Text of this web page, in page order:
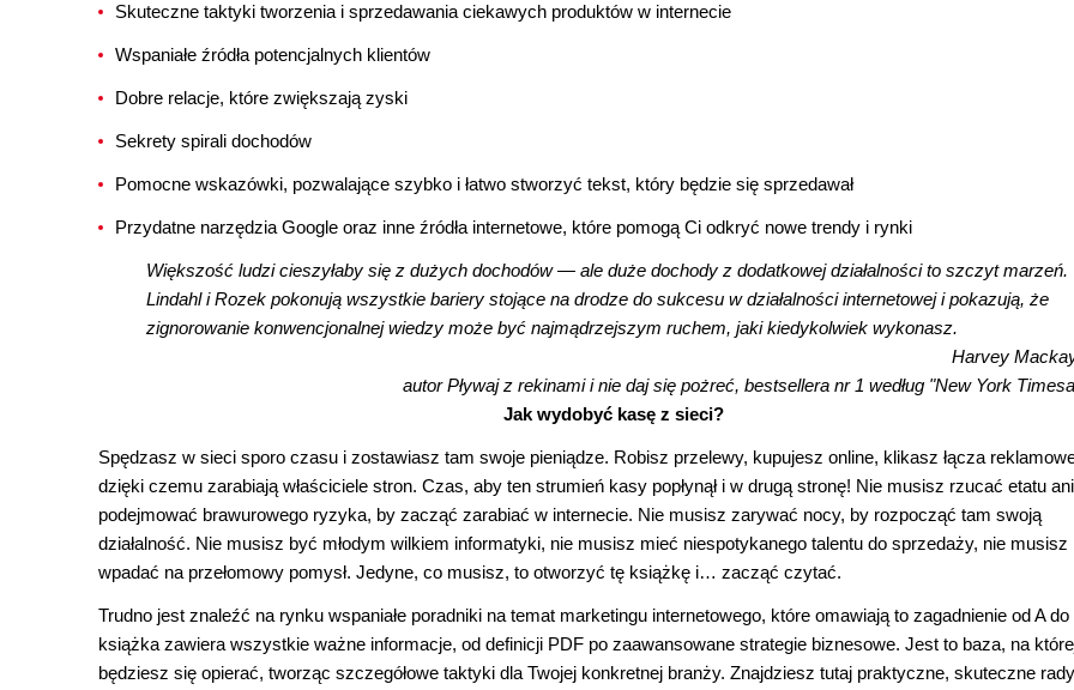
Skuteczne taktyki tworzenia i sprzedawania ciekawych produktów w internecie
Wspaniałe źródła potencjalnych klientów
Dobre relacje, które zwiększają zyski
Sekrety spirali dochodów
Pomocne wskazówki, pozwalające szybko i łatwo stworzyć tekst, który będzie się sprzedawał
Przydatne narzędzia Google oraz inne źródła internetowe, które pomogą Ci odkryć nowe trendy i rynki
Większość ludzi cieszyłaby się z dużych dochodów — ale duże dochody z dodatkowej działalności to szczyt marzeń.
Lindahl i Rozek pokonują wszystkie bariery stojące na drodze do sukcesu w działalności internetowej i pokazują, że
zignorowanie konwencjonalnej wiedzy może być najmądrzejszym ruchem, jaki kiedykolwiek wykonasz.
Harvey
autor Pływaj z rekinami i nie daj się pożreć, bestsellera nr 1 według "New York
Jak wydobyć kasę z sieci?
Spędzasz w sieci sporo czasu i zostawiasz tam swoje pieniądze. Robisz przelewy, kupujesz online, klikasz łącza
dzięki czemu zarabiają właściciele stron. Czas, aby ten strumień kasy popłynął i w drugą stronę! Nie musisz rzucać etatu ani
podejmować brawurowego ryzyka, by zacząć zarabiać w internecie. Nie musisz zarywać nocy, by rozpocząć tam swoją
działalność. Nie musisz być młodym wilkiem informatyki, nie musisz mieć niespotykanego talentu do sprzedaży, nie musisz
wpadać na przełomowy pomysł. Jedyne, co musisz, to otworzyć tę książkę i… zacząć czytać.
Trudno jest znaleźć na rynku wspaniałe poradniki na temat marketingu internetowego, które omawiają to zagadnienie od A do
książka zawiera wszystkie ważne informacje, od definicji PDF po zaawansowane strategie biznesowe. Jest to baza, na
będziesz się opierać, tworząc szczegółowe taktyki dla Twojej konkretnej branży. Znajdziesz tutaj praktyczne, skuteczne